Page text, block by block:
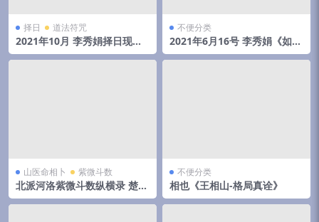
择日 道法符咒
2021年10月 李秀娟择日现场
录音 3小时16分
不便分类
2021年6月16号 李秀娟《如何
斗太岁》弟子班面授课
山医命相卜 紫微斗数
北派河洛紫微斗数纵横录 楚天
云阔
不便分类
相也《王相山-格局真诠》